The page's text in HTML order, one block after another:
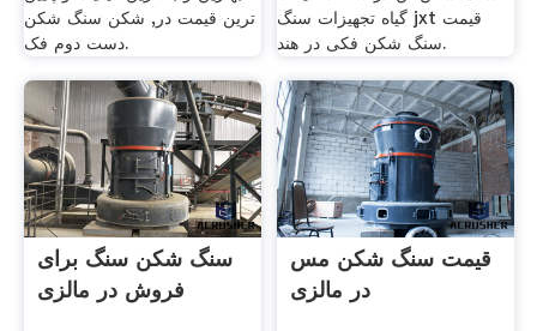
ترین قیمت در, شکن سنگ شکن
دست دوم فک.
گیاه تجهیزات سنگ jxt قیمت
سنگ شکن فکی در هند.
سنگ شکن سنگ برای
فروش در مالزی
قیمت سنگ شکن مس
در مالزی